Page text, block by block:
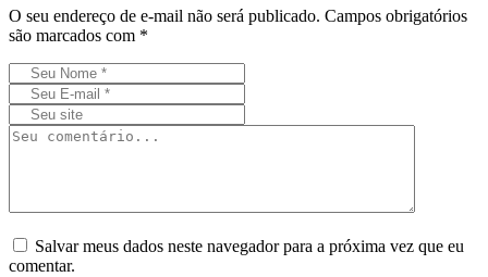
O seu endereço de e-mail não será publicado. Campos obrigatórios
são marcados com *
Salvar meus dados neste navegador para a próxima vez que eu
comentar.